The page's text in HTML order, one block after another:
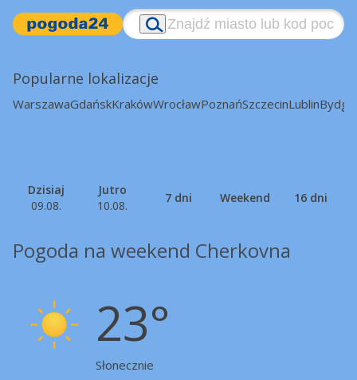
Popularne lokalizacje
WarszawaGdańskKrakówWrocławPoznańSzczecinLublin
Dzisiaj
09.08.
Jutro
10.08.
7 dni Weekend 16 dni
Pogoda na weekend Cherkovna
23°
Słonecznie